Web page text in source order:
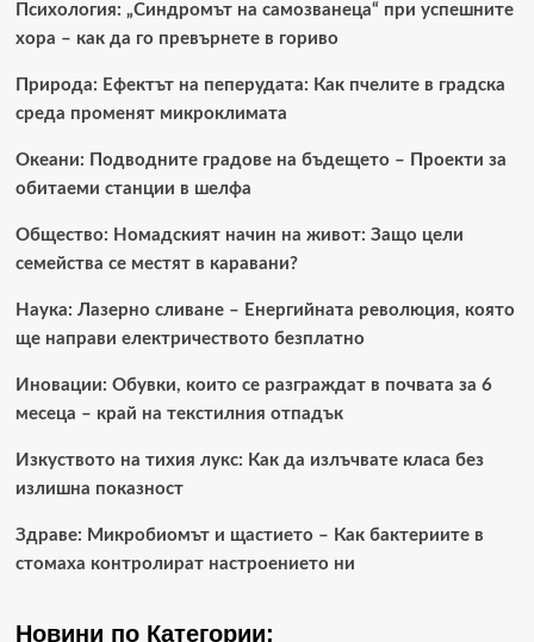
Психология: „Синдромът на самозванеца“ при успешните
хора – как да го превърнете в гориво
Природа: Ефектът на пеперудата: Как пчелите в градска
среда променят микроклимата
Океани: Подводните градове на бъдещето – Проекти за
обитаеми станции в шелфа
Общество: Номадският начин на живот: Защо цели
семейства се местят в каравани?
Наука: Лазерно сливане – Енергийната революция, която
ще направи електричеството безплатно
Иновации: Обувки, които се разграждат в почвата за 6
месеца – край на текстилния отпадък
Изкуството на тихия лукс: Как да излъчвате класа без
излишна показност
Здраве: Микробиомът и щастието – Как бактериите в
стомаха контролират настроението ни
Новини по Категории: